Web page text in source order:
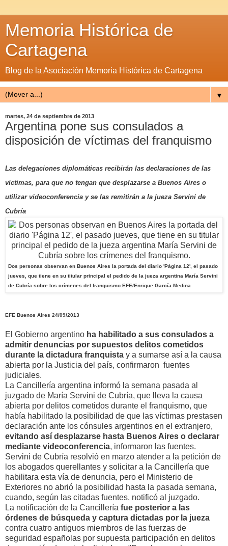
Memoria Histórica de
Cartagena
Blog de la Asociación Memoria Histórica de Cartagena
▼
martes, 24 de septiembre de 2013
Argentina pone sus consulados a
disposición de víctimas del franquismo
Las delegaciones diplomáticas recibirán las declaraciones de las
víctimas, para que no tengan que desplazarse a Buenos Aires o
utilizar videoconferencia y se las remitirán a la jueza Servini de
Cubría
Dos personas observan en Buenos Aires la portada del diario 'Página 12', el pasado
jueves, que tiene en su titular principal el pedido de la jueza argentina María Servini
de Cubría sobre los crímenes del franquismo. EFE/Enrique García Medina
EFE Buenos Aires 24/09/2013
El Gobierno argentino ha habilitado a sus consulados a
admitir denuncias por supuestos delitos cometidos
durante la dictadura franquista y a sumarse así a la causa
abierta por la Justicia del país, confirmaron fuentes
judiciales.
La Cancillería argentina informó la semana pasada al
juzgado de María Servini de Cubría, que lleva la causa
abierta por delitos cometidos durante el franquismo, que
había habilitado la posibilidad de que las víctimas prestasen
declaración ante los cónsules argentinos en el extranjero,
evitando así desplazarse hasta Buenos Aires o declarar
mediante videoconferencia, informaron las fuentes.
Servini de Cubría resolvió en marzo atender a la petición de
los abogados querellantes y solicitar a la Cancillería que
habilitara esta vía de denuncia, pero el Ministerio de
Exteriores no abrió la posibilidad hasta la pasada semana,
cuando, según las citadas fuentes, notificó al juzgado.
La notificación de la Cancillería fue posterior a las
órdenes de búsqueda y captura dictadas por la jueza
contra cuatro antiguos miembros de las fuerzas de
seguridad españolas por supuesta participación en delitos